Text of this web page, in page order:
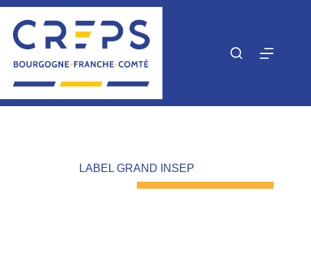
Passer
contenu
LABEL GRAND INSEP